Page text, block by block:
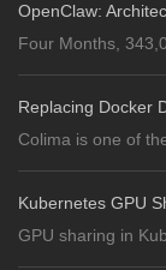
OpenClaw:
Four Months,
Replacing Docker
Colima is one of
Kubernetes GPU
GPU sharing in